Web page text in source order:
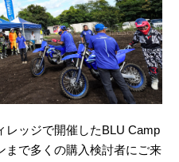
レッジで開催したBLU Camp
まで多くの購入検討者にご来